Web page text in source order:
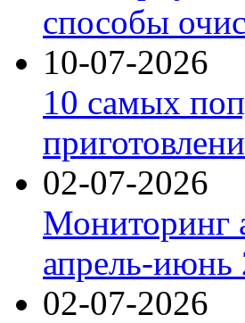
способы
10-07-2026
10 самых
02-07-2026
Мониторинг
апрель-июнь
02-07-2026